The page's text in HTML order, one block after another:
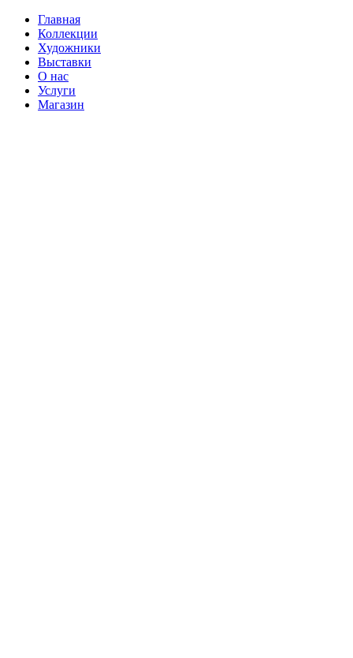
Главная
Коллекции
Художники
Выставки
О нас
Услуги
Магазин